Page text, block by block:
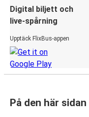
Digital biljett och
live-spårning
Upptäck FlixBus-appen
På den här sidan